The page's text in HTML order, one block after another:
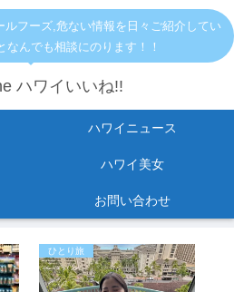
フーズ,危ない情報を日々ご紹介してい
なんでも相談にのります！！
ハワイいいね!!
ハワイニュース
ハワイ美女
お問い合わせ
ひとり旅